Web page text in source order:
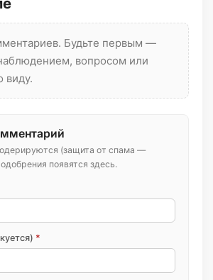
Будьте первым —
вопросом или
виду.
(защита от спама —
появятся здесь.
*